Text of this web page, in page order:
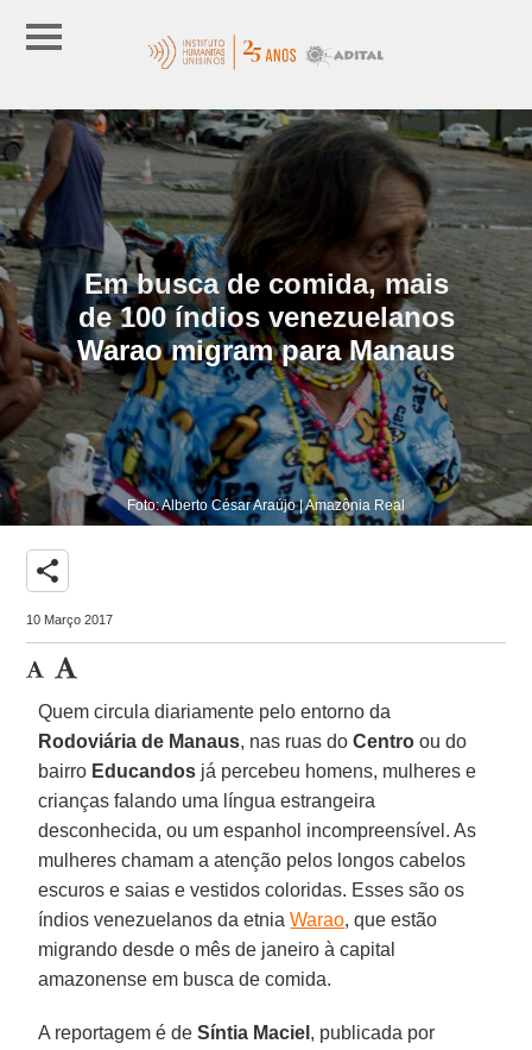
Em busca de comida, mais
de 100 índios venezuelanos
Warao migram para Manaus
Foto: Alberto César Araújo | Amazônia Real
share
10 Março 2017
Quem circula diariamente pelo entorno da
Rodoviária de Manaus, nas ruas doCentro ou do
bairro Educandos já percebeu homens, mulheres e
crianças falando uma língua estrangeira
desconhecida, ou um espanhol incompreensível. As
mulheres chamam a atenção pelos longos cabelos
escuros e saias e vestidos coloridas. Esses são os
índios venezuelanos da etniaWarao, que estão
migrando desde o mês de janeiro à capital
amazonense em busca de comida.
A reportagem é deSíntia Maciel , publicada por